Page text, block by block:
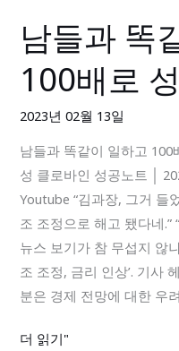
한
가
남들과 똑
100배로
2023년 02월 13일
남들과 똑같이 일하고
성 클로바인 성공노트 │
Youtube “김과장, 그거 들
조 조정으로 해고 됐다네.”
뉴스 보기가 참 무섭지 않
조 조정, 금리 인상’. 기사
분은 경제 전망에 대한 우
남
들
과
같
이
일
하
고
100
배
로
공
더 읽기"